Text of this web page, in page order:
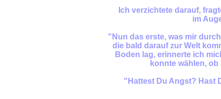
Ich verzichtete darauf,
im
"Nun das erste, was mir
die bald darauf zur Welt
Boden lag, erinnerte ich
konnte wählen,
"Hattest Du Angst? Hast